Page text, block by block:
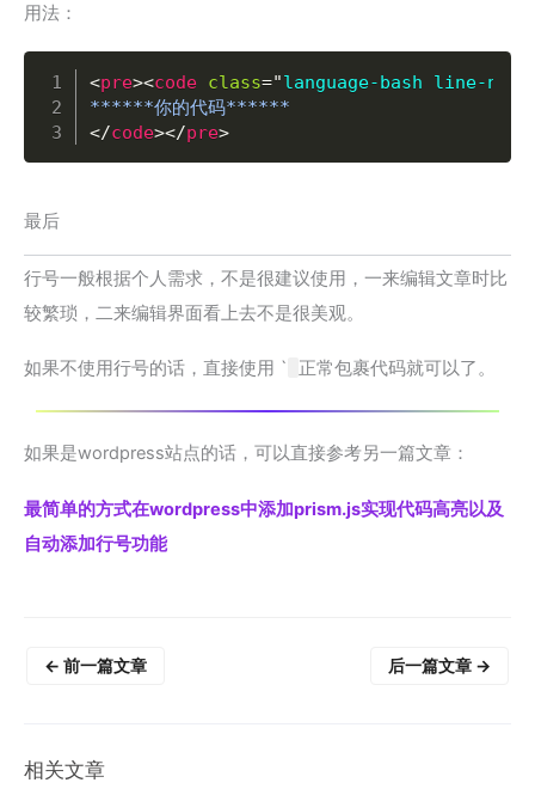
用法：
<pre><code class="language-bash line-
</code></pre>
最后
行号一般根据个人需求，不是很建议使用，一来编辑文章时比
较繁琐，二来编辑界面看上去不是很美观。
如果不使用行号的话，直接使用 ` 正常包裹代码就可以了。
如果是wordpress站点的话，可以直接参考另一篇文章：
最简单的方式在wordpress中添加prism.js实现代码高亮以及
自动添加行号功能
← 前一篇文章 后一篇文章 →
相关文章